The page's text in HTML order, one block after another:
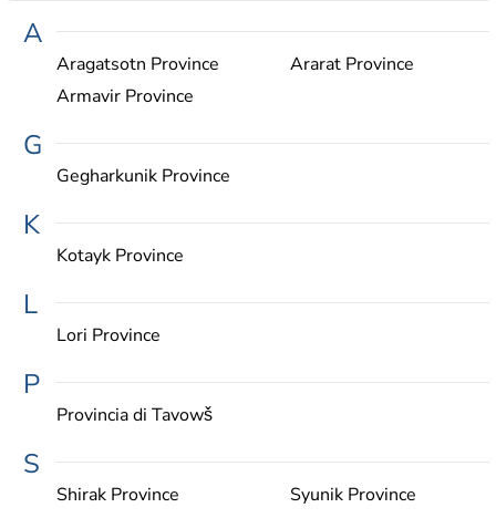
A
Aragatsotn Province
Ararat Province
Armavir Province
G
Gegharkunik Province
K
Kotayk Province
L
Lori Province
P
Provincia di Tavowš
S
Shirak Province Syunik Province